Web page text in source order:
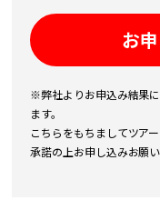
お
※弊社よりお申込み結果
ます。
こちらをもちましてツア
承諾の上お申し込みお願い